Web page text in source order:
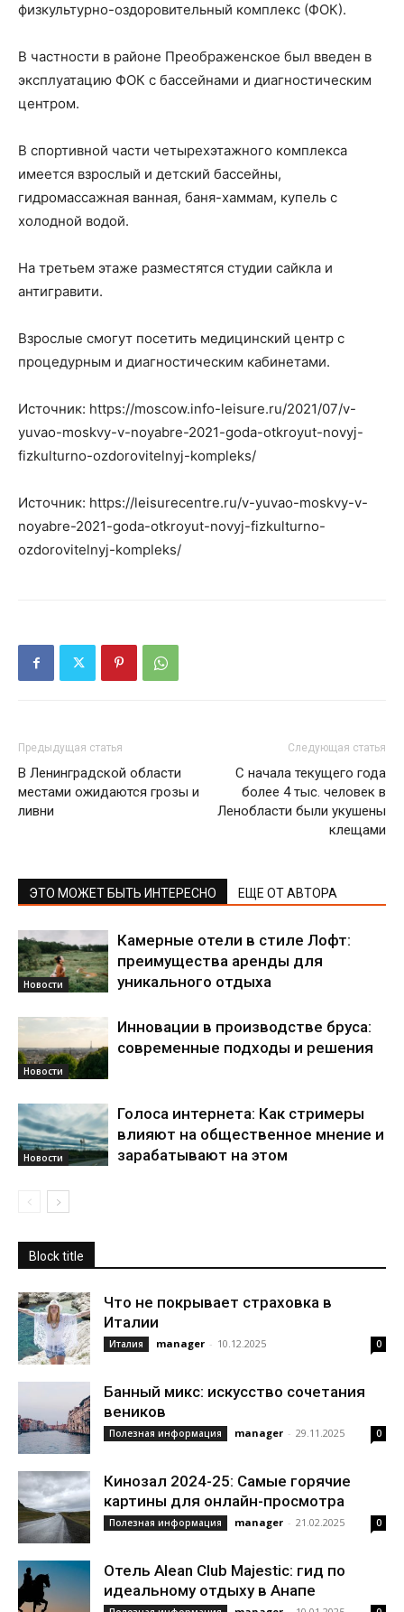
физкультурно-оздоровительный комплекс (ФОК).
В частности в районе Преображенское был введен в
эксплуатацию ФОК с бассейнами и диагностическим
центром.
В спортивной части четырехэтажного комплекса
имеется взрослый и детский бассейны,
гидромассажная ванная, баня-хаммам, купель с
холодной водой.
На третьем этаже разместятся студии сайкла и
антигравити.
Взрослые смогут посетить медицинский центр с
процедурным и диагностическим кабинетами.
Источник: https://moscow.info-leisure.ru/2021/07/v-
yuvao-moskvy-v-noyabre-2021-goda-otkroyut-novyj-
fizkulturno-ozdorovitelnyj-kompleks/
Источник: https://leisurecentre.ru/v-yuvao-moskvy-v-
noyabre-2021-goda-otkroyut-novyj-fizkulturno-
ozdorovitelnyj-kompleks/
Предыдущая статья
В Ленинградской области
местами ожидаются грозы и
ливни
Следующая статья
С начала текущего года
более 4 тыс. человек в
Ленобласти были укушены
клещами
ЭТО МОЖЕТ БЫТЬ ИНТЕРЕСНО ЕЩЕ ОТ АВТОРА
Новости
Камерные отели в стиле Лофт:
преимущества аренды для
уникального отдыха
Новости
Инновации в производстве бруса:
современные подходы и решения
Новости
Голоса интернета: Как стримеры
влияют на общественное мнение и
зарабатывают на этом
Block title
Что не покрывает страховка в
Италии
Италия manager - 10.12.2025 0
Банный микс: искусство сочетания
веников
Полезная информация manager - 29.11.2025 0
Кинозал 2024-25: Самые горячие
картины для онлайн-просмотра
Полезная информация manager - 21.02.2025 0
Отель Alean Club Majestic: гид по
идеальному отдыху в Анапе